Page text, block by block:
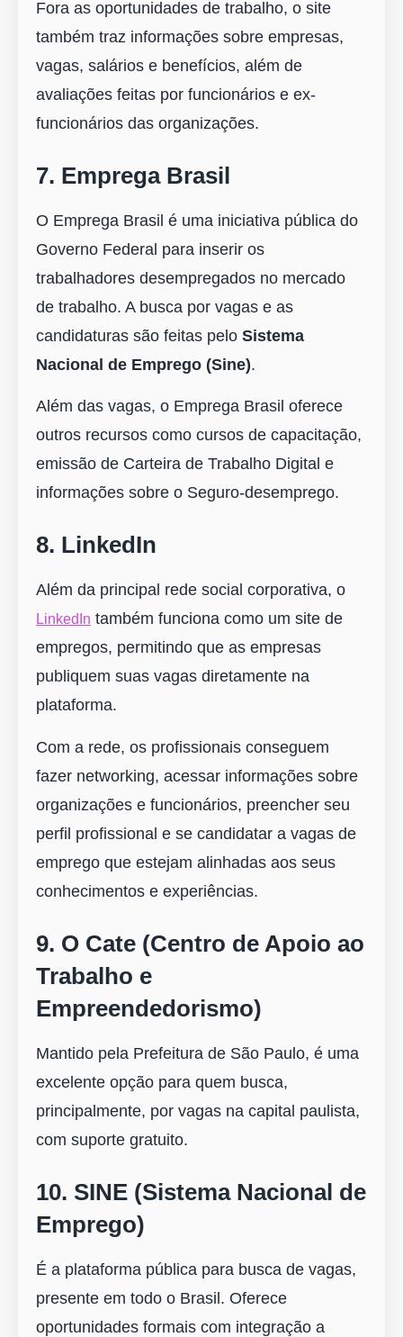
Fora as oportunidades de trabalho, o site
também traz informações sobre empresas,
vagas, salários e benefícios, além de
avaliações feitas por funcionários e ex-
funcionários das organizações.
7. Emprega Brasil
O Emprega Brasil é uma iniciativa pública do
Governo Federal para inserir os
trabalhadores desempregados no mercado
de trabalho. A busca por vagas e as
candidaturas são feitas pelo Sistema
Nacional de Emprego (Sine).
Além das vagas, o Emprega Brasil oferece
outros recursos como cursos de capacitação,
emissão de Carteira de Trabalho Digital e
informações sobre o Seguro-desemprego.
8. LinkedIn
Além da principal rede social corporativa, o
LinkedIn também funciona como um site de
empregos, permitindo que as empresas
publiquem suas vagas diretamente na
plataforma.
Com a rede, os profissionais conseguem
fazer networking, acessar informações sobre
organizações e funcionários, preencher seu
perfil profissional e se candidatar a vagas de
emprego que estejam alinhadas aos seus
conhecimentos e experiências.
9. O Cate (Centro de Apoio ao
Trabalho e
Empreendedorismo)
Mantido pela Prefeitura de São Paulo, é uma
excelente opção para quem busca,
principalmente, por vagas na capital paulista,
com suporte gratuito.
10. SINE (Sistema Nacional de
Emprego)
É a plataforma pública para busca de vagas,
presente em todo o Brasil. Oferece
oportunidades formais com integração a